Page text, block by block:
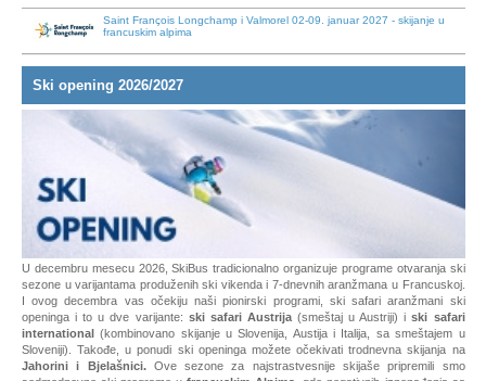
02-09. januar 2027. Orelle - Val Thorens - 3 Doline
Ski opening 2026/2027
sezone u varijantama produženih ski vikenda i 7-dnevnih aranžmana u Francuskoj.
I ovog decembra vas očekiju naši pionirski programi, ski safari aranžmani ski
openinga i to u dve varijante: ski safari Austrija(smeštaj u Austriji) iski safari
international (kombinovano skijanje u Slovenija, Austija i Italija, sa smeštajem u
Sloveniji). Takođe, u ponudi ski openinga možete očekivati trodnevna skijanja na
Jahorini i
Bjelašnici.Ove sezone za najstrastvesnije skijaše pripremili smo
sedmodnevne ski programe ufrancuskim Alpima, gde negativnih iznenađenja sa
uslovima za skijanje nema. Sledi spisak SKI OPENING aranžmana: